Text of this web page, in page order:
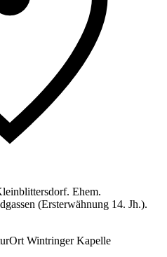
Ehem.
(Ersterwähnung 14. Jh.).
Wintringer Kapelle